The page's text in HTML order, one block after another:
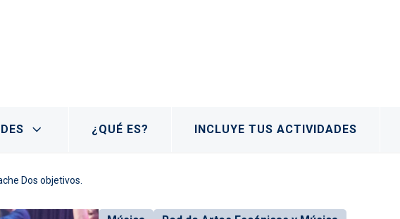
¿QUÉ ES? INCLUYE TUS ACTIVIDADES
Dos objetivos.